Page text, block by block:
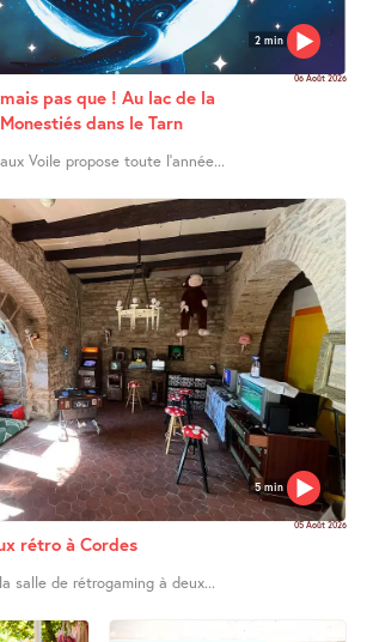
2 min
06 Août 2026
pas que ! Au lac de la
dans le Tarn
Voile propose toute l’année...
5 min
05 Août 2026
rétro à Cordes
salle de rétrogaming à deux...